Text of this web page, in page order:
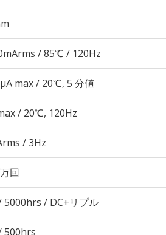
/ 85℃ / 120Hz
max / 20℃, 5 分値
/ 20℃, 120Hz
/ 3Hz
回
/ DC+リプル